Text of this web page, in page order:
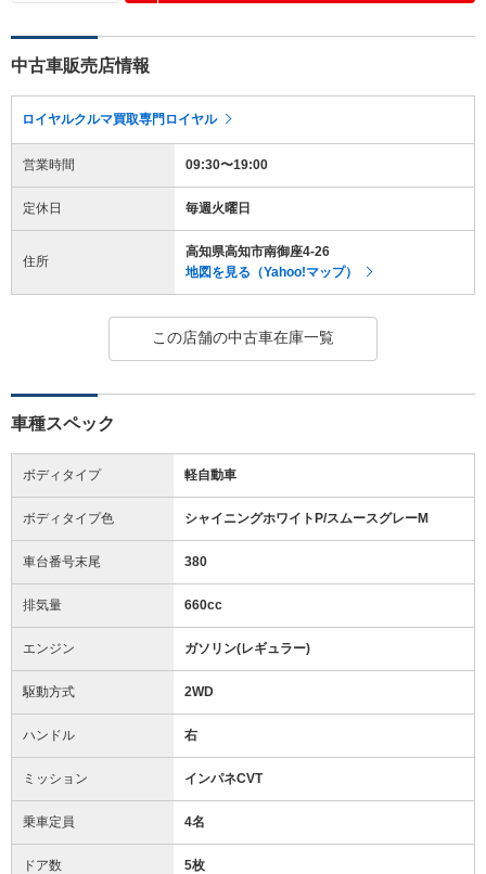
中古車販売店情報
ロイヤルクルマ買取専門ロイヤル
営業時間 09:30〜19:00
定休日 毎週火曜日
住所
高知県高知市南御座4-26
地図を見る（Yahoo!マップ）
この店舗の中古車在庫一覧
車種スペック
ボディタイプ 軽自動車
ボディタイプ色 シャイニングホワイトP/スムースグレーM
車台番号末尾 380
排気量 660cc
エンジン ガソリン(レギュラー)
駆動方式 2WD
ハンドル 右
ミッション インパネCVT
乗車定員 4名
ドア数 5枚